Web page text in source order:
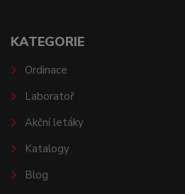
KATEGORIE
Ordinace
Laboratoř
Akční letáky
Katalogy
Blog